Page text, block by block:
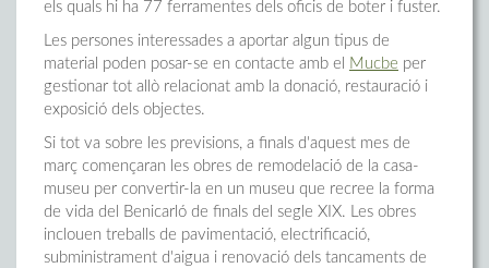
els quals hi ha 77 ferramentes dels oficis de boter i fuster.
Les persones interessades a aportar algun tipus de
material poden posar-se en contacte amb el
Mucbe per
gestionar tot allò relacionat amb la donació, restauració i
exposició dels objectes.
Si tot va sobre les previsions, a finals d'aquest mes de
març començaran les obres de remodelació de la casa-
museu per convertir-la en un museu que recree la forma
de vida del Benicarló de finals del segle XIX. Les obres
inclouen treballs de pavimentació, electrificació,
subministrament d'aigua i renovació dels tancaments de